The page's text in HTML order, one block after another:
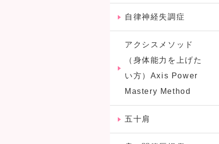
自律神経失調症
アクシスメソッド
（身体能力を上げた
い方）Axis Power
Mastery Method
五十肩